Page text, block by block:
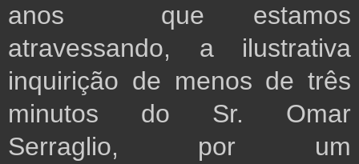
anos que estamos
atravessando, a ilustrativa
inquirição de menos de três
minutos do Sr. Omar
Serraglio, por um